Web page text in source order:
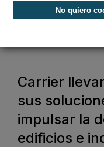
No quiero
Ferias / Ferias
Carrier
sus
impulsar la
edificios e